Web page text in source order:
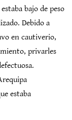
bajo de peso
Debido a
en cautiverio,
privarles
estaba